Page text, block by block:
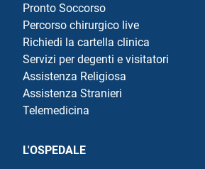
Pronto Soccorso
Percorso chirurgico live
Richiedi la cartella clinica
Servizi per degenti e visitatori
Assistenza Religiosa
Assistenza Stranieri
Telemedicina
L'OSPEDALE